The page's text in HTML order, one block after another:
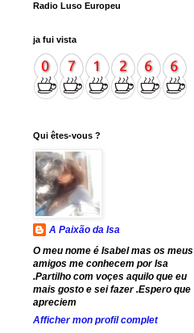
Radio Luso Europeu
ja fui vista
Qui êtes-vous ?
A Paixão da Isa
O meu nome é Isabel mas os meus
amigos me conhecem por Isa
.Partilho com voçes aquilo que eu
mais gosto e sei fazer .Espero que
apreciem
Afficher mon profil complet